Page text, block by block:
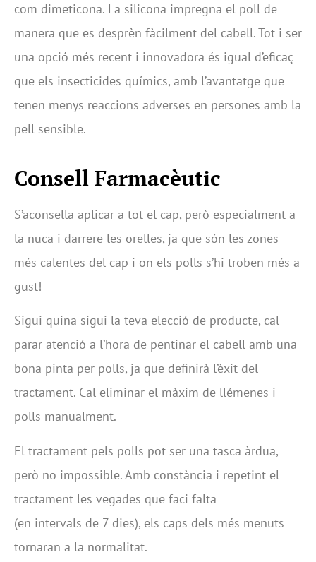
com dimeticona. La silicona impregna el poll de
manera que es desprèn fàcilment del cabell. Tot i ser
una opció més recent i innovadora és igual d’eficaç
que els insecticides químics, amb l’avantatge que
tenen menys reaccions adverses en persones amb la
pell sensible.
Consell Farmacèutic
S’aconsella aplicar a tot el cap, però especialment a
la nuca i darrere les orelles, ja que són les zones
més calentes del cap i on els polls s’hi troben més a
gust!
Sigui quina sigui la teva elecció de producte, cal
parar atenció a l’hora de pentinar el cabell amb una
bona pinta per polls, ja que definirà l’èxit del
tractament. Cal eliminar el màxim de llémenes i
polls manualment.
El tractament pels polls pot ser una tasca àrdua,
però no impossible. Amb constància i repetint el
tractament les vegades que faci falta
(en intervals de 7 dies), els caps dels més menuts
tornaran a la normalitat.